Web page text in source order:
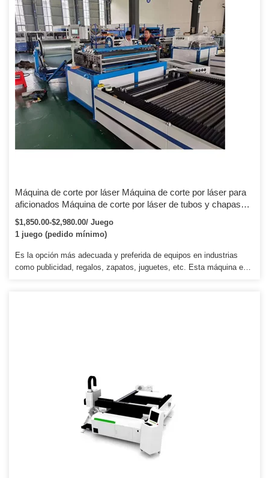
Máquina de corte por láser Máquina de corte por láser para
aficionados Máquina de corte por láser de tubos y chapas
1000w 2000w 3000w
$1,850.00-$2,980.00/ Juego
1 juego (pedido mínimo)
Es la opción más adecuada y preferida de equipos en industrias
como publicidad, regalos, zapatos, juguetes, etc. Esta máquina está